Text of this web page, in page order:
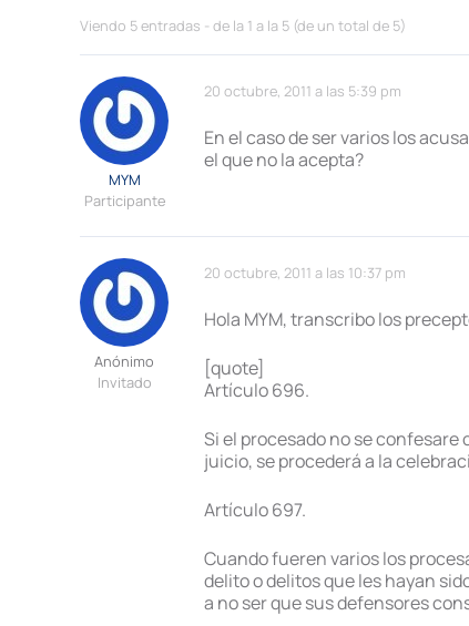
Viendo 5 entradas - de la 1 a la 5 (de un total de 5)
20 octubre, 2011 a las 5:39 pm
MYM
Participante
En el caso de ser varios los
el que no la acepta?
20 octubre, 2011 a las 10:37 pm
Anónimo
Invitado
Hola MYM, transcribo los
[quote]
Artículo 696.
Si el procesado no se
juicio, se procederá a la
Artículo 697.
Cuando fueren varios los
delito o delitos que les hayan
a no ser que sus defensores